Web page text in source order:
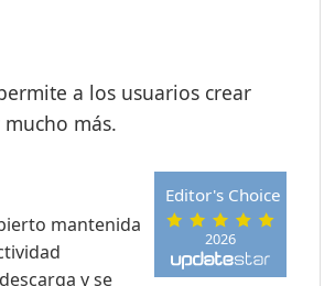
a los usuarios crear
más.
2026
Editor's Choice
mantenida
y se